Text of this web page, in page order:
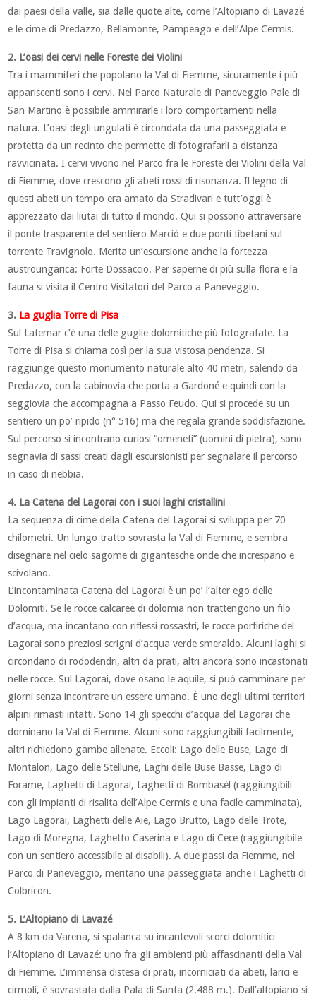
dai paesi della valle, sia dalle quote alte, come l’Altopiano di Lavazé
e le cime di Predazzo, Bellamonte, Pampeago e dell’Alpe Cermis.
2. L’oasi dei cervi nelle Foreste dei Violini
Tra i mammiferi che popolano la Val di Fiemme, sicuramente i più
appariscenti sono i cervi. Nel Parco Naturale di Paneveggio Pale di
San Martino è possibile ammirarle i loro comportamenti nella
natura. L’oasi degli ungulati è circondata da una passeggiata e
protetta da un recinto che permette di fotografarli a distanza
ravvicinata. I cervi vivono nel Parco fra le Foreste dei Violini della Val
di Fiemme, dove crescono gli abeti rossi di risonanza. Il legno di
questi abeti un tempo era amato da Stradivari e tutt’oggi è
apprezzato dai liutai di tutto il mondo. Qui si possono attraversare
il ponte trasparente del sentiero Marciò e due ponti tibetani sul
torrente Travignolo. Merita un’escursione anche la fortezza
austroungarica: Forte Dossaccio. Per saperne di più sulla flora e la
fauna si visita il Centro Visitatori del Parco a Paneveggio.
3. La guglia Torre di Pisa
Sul Latemar c’è una delle guglie dolomitiche più fotografate. La
Torre di Pisa si chiama così per la sua vistosa pendenza. Si
raggiunge questo monumento naturale alto 40 metri, salendo da
Predazzo, con la cabinovia che porta a Gardoné e quindi con la
seggiovia che accompagna a Passo Feudo. Qui si procede su un
sentiero un po’ ripido (n° 516) ma che regala grande soddisfazione.
Sul percorso si incontrano curiosi “omeneti” (uomini di pietra), sono
segnavia di sassi creati dagli escursionisti per segnalare il percorso
in caso di nebbia.
4. La Catena del Lagorai con i suoi laghi cristallini
La sequenza di cime della Catena del Lagorai si sviluppa per 70
chilometri. Un lungo tratto sovrasta la Val di Fiemme, e sembra
disegnare nel cielo sagome di gigantesche onde che increspano e
scivolano.
L’incontaminata Catena del Lagorai è un po’ l’alter ego delle
Dolomiti. Se le rocce calcaree di dolomia non trattengono un filo
d’acqua, ma incantano con riflessi rossastri, le rocce porfiriche del
Lagorai sono preziosi scrigni d’acqua verde smeraldo. Alcuni laghi si
circondano di rododendri, altri da prati, altri ancora sono incastonati
nelle rocce. Sul Lagorai, dove osano le aquile, si può camminare per
giorni senza incontrare un essere umano. È uno degli ultimi territori
alpini rimasti intatti. Sono 14 gli specchi d’acqua del Lagorai che
dominano la Val di Fiemme. Alcuni sono raggiungibili facilmente,
altri richiedono gambe allenate. Eccoli: Lago delle Buse, Lago di
Montalon, Lago delle Stellune, Laghi delle Buse Basse, Lago di
Forame, Laghetti di Lagorai, Laghetti di Bombasèl (raggiungibili
con gli impianti di risalita dell’Alpe Cermis e una facile camminata),
Lago Lagorai, Laghetti delle Aie, Lago Brutto, Lago delle Trote,
Lago di Moregna, Laghetto Caserina e Lago di Cece (raggiungibile
con un sentiero accessibile ai disabili). A due passi da Fiemme, nel
Parco di Paneveggio, meritano una passeggiata anche i Laghetti di
Colbricon.
5. L’Altopiano di Lavazé
A 8 km da Varena, si spalanca su incantevoli scorci dolomitici
l’Altopiano di Lavazé: uno fra gli ambienti più affascinanti della Val
di Fiemme. L’immensa distesa di prati, incorniciati da abeti, larici e
cirmoli, è sovrastata dalla Pala di Santa (2.488 m.). Dall’altopiano si